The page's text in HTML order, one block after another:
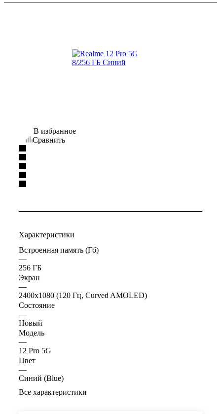
В избранное
Сравнить
Характеристики
Встроенная память (Гб)
—
256 ГБ
Экран
—
2400x1080 (120 Гц, Curved AMOLED)
Состояние
—
Новый
Модель
—
12 Pro 5G
Цвет
—
Синий (Blue)
Все характеристики